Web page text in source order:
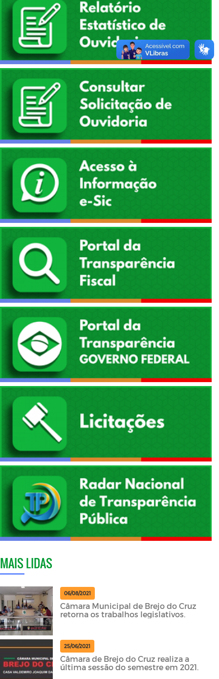
MAIS LIDAS
06/08/2021
Câmara Municipal de Brejo do Cruz
retorna os trabalhos legislativos.
25/06/2021
Câmara de Brejo do Cruz realiza a
última sessão do semestre em 2021.